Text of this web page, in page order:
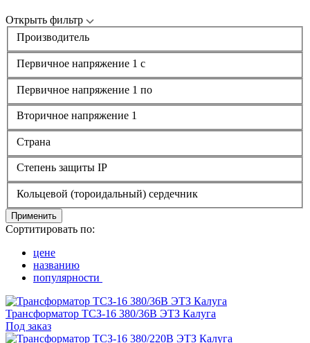
Открыть фильтр
Производитель
Первичное напряжение 1 с
Первичное напряжение 1 по
Вторичное напряжение 1
Страна
Степень защиты IP
Кольцевой (тороидальный) сердечник
Применить
Сортитировать по:
цене
названию
популярности
Трансформатор ТСЗ-16 380/36В ЭТЗ Калуга
Под заказ